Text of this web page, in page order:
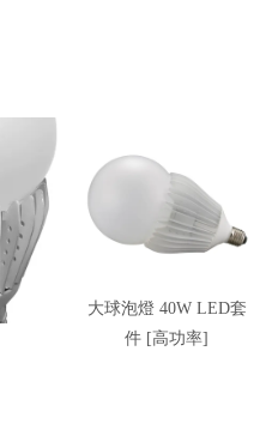
套件
大球泡燈 40W LED套
件 [高功率]